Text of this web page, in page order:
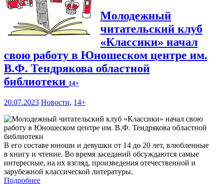
Молодежный
читательский клуб
«Классики» начал
свою работу в Юношеском центре им.
В.Ф. Тендрякова областной
библиотеки 14+
20.07.2023 Новости, 14+
В его составе юноши и девушки от 14 до 20 лет, влюбленные
в книгу и чтение. Во время заседаний обсуждаются самые
интересные, на их взгляд, произведения отечественной и
зарубежной классической литературы.
Подробнее